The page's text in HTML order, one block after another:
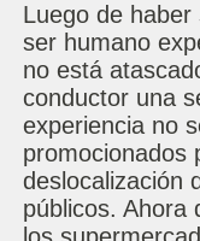
Luego de
ser humano
no está
conductor una
experiencia no
promocionados
deslocalización
públicos. Ahora